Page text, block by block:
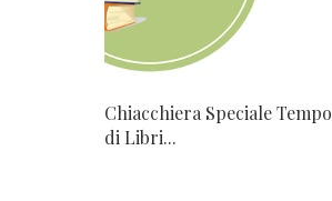
Chiacchiera Speciale Tempo
di Libri...